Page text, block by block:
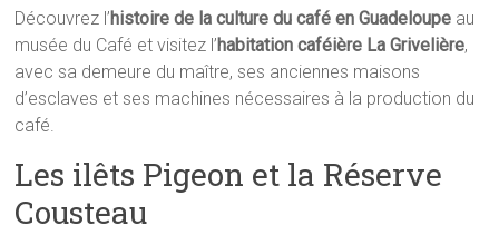
Découvrez l’histoire de la culture du café en Guadeloupe au
musée du Café et visitez l’habitation caféière La Grivelière,
avec sa demeure du maître, ses anciennes maisons
d’esclaves et ses machines nécessaires à la production du
café.
Les ilêts Pigeon et la Réserve
Cousteau